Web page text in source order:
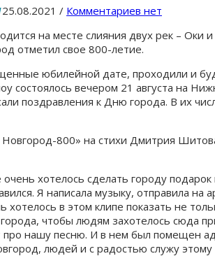
25.08.2021 / Комментариев нет
на месте слияния двух рек –
отметил свое 800-летие.
юбилейной дате, проходили и
состоялось вечером 21 августа на
поздравления к Дню города. В их
800» на стихи Дмитрия
хотелось сделать городу
Я написала музыку, отправила
хотелось в этом клипе показать не
чтобы людям захотелось сюда
про нашу песню. И в нем был помещен
людей и с радостью служу этому